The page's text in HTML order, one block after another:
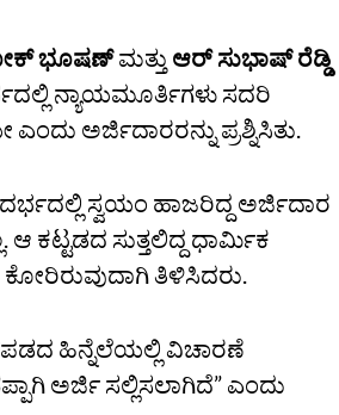
ಭೂಷಣ್ಮತ್ತು ಆರ್ ಸುಭಾಷ್ ರೆಡ್ಡಿ
ನ್ಯಾಯಮೂರ್ತಿಗಳು ಸದರಿ
ಅರ್ಜಿದಾರರನ್ನು ಪ್ರಶ್ನಿಸಿತು.
ಸ್ವಯಂ ಹಾಜರಿದ್ದ ಅರ್ಜಿದಾರ
ಕಟ್ಟಡದ ಸುತ್ತಲಿದ್ದ ಧಾರ್ಮಿಕ
ತಿಳಿಸಿದರು.
ಹಿನ್ನೆಲೆಯಲ್ಲಿ ವಿಚಾರಣೆ
ಅರ್ಜಿ ಸಲ್ಲಿಸಲಾಗಿದೆ” ಎಂದು